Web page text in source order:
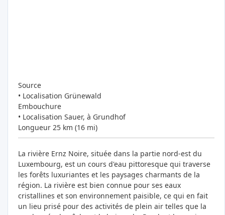
Source
• Localisation Grünewald
Embouchure
• Localisation Sauer, à Grundhof
Longueur 25 km (16 mi)
La rivière Ernz Noire, située dans la partie nord-est du
Luxembourg, est un cours d'eau pittoresque qui traverse
les forêts luxuriantes et les paysages charmants de la
région. La rivière est bien connue pour ses eaux
cristallines et son environnement paisible, ce qui en fait
un lieu prisé pour des activités de plein air telles que la